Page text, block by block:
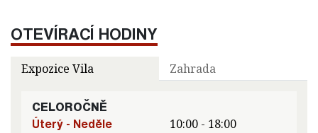
OTEVÍRACÍ HODINY
Expozice Vila Zahrada
CELOROČNĚ
Úterý - Neděle
10:00 - 18:00